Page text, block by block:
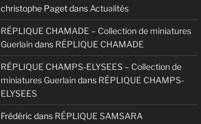
christophe Pagetdans Actualités
RÉPLIQUE CHAMADE – Collection de miniatures
Guerlaindans RÉPLIQUE CHAMADE
RÉPLIQUE CHAMPS-ELYSEES – Collection de
miniatures Guerlaindans RÉPLIQUE CHAMPS-
ELYSEES
Frédéric dans RÉPLIQUE SAMSARA